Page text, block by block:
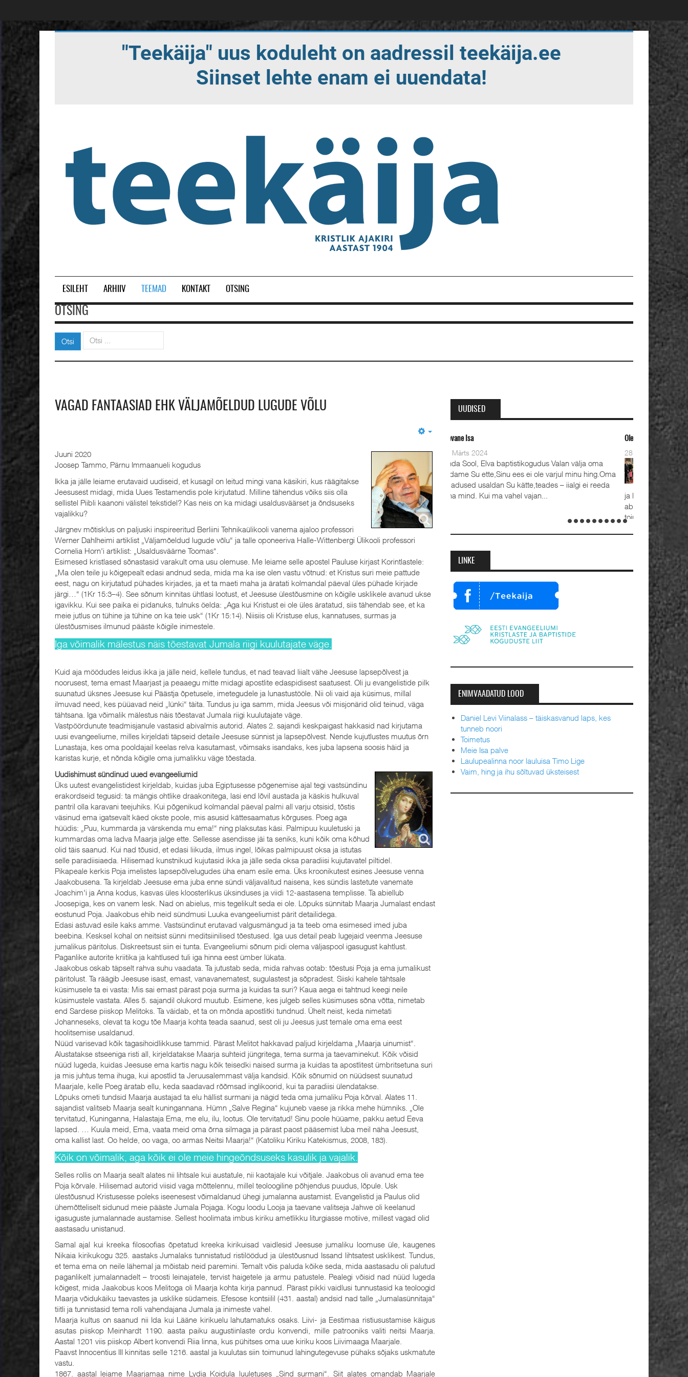
ESILEHT ARHIIV TEEMAD KONTAKT OTSING
OTSING
Otsi Otsi
VAGAD FANTAASIAD EHK VÄLJAMÕELDUD LUGUDE VÕLU
Empty
Juuni 2020
Joosep Tammo, Pärnu Immaanueli kogudus
Ikka ja jälle leiame erutavaid uudiseid, et kusagil on leitud mingi vana käsikiri, kus räägitakse
Jeesusest midagi, mida Uues Testamendis pole kirjutatud. Milline tähendus võiks siis olla
sellistel Piibli kaanoni välistel tekstidel? Kas neis on ka midagi usaldusväärset ja õndsuseks
vajalikku?
Järgnev mõtisklus on paljuski inspireeritud Berliini Tehnikaülikooli vanema ajaloo professori
Werner Dahlheimi artiklist „Väljamõeldud lugude võlu“ ja talle oponeeriva Halle-Wittenbergi Ülikooli professori
Cornelia Horn'i artiklist: „Usaldusväärne Toomas“.
Esimesed kristlased sõnastasid varakult oma usu olemuse. Me leiame selle apostel Pauluse kirjast Korintlastele:
„Ma olen teile ju kõigepealt edasi andnud seda, mida ma ka ise olen vastu võtnud: et Kristus suri meie pattude
eest, nagu on kirjutatud pühades kirjades, ja et ta maeti maha ja äratati kolmandal päeval üles pühade kirjade
järgi…“ (1Kr 15:3–4). See sõnum kinnitas ühtlasi lootust, et Jeesuse ülestõusmine on kõigile usklikele avanud ukse
igavikku. Kui see paika ei pidanuks, tulnuks öelda: „Aga kui Kristust ei ole üles äratatud, siis tähendab see, et ka
meie jutlus on tühine ja tühine on ka teie usk“ (1Kr 15:14). Niisiis oli Kristuse elus, kannatuses, surmas ja
ülestõusmises ilmunud pääste kõigile inimestele.
Iga võimalik mälestus näis tõestavat Jumala riigi kuulutajate väge.
Kuid aja möödudes leidus ikka ja jälle neid, kellele tundus, et nad teavad liialt vähe Jeesuse lapsepõlvest ja
noorusest, tema emast Maarjast ja peaaegu mitte midagi apostlite edaspidisest saatusest. Oli ju evangelistide pilk
suunatud üksnes Jeesuse kui Päästja õpetusele, imetegudele ja lunastustööle. Nii oli vaid aja küsimus, millal
ilmuvad need, kes püüavad neid „lünki“ täita. Tundus ju iga samm, mida Jeesus või misjonärid olid teinud, väga
tähtsana. Iga võimalik mälestus näis tõestavat Jumala riigi kuulutajate väge.
Vastpöördunute teadmisjanule vastasid abivalmis autorid. Alates 2. sajandi keskpaigast hakkasid nad kirjutama
uusi evangeeliume, milles kirjeldati täpseid detaile Jeesuse sünnist ja lapsepõlvest. Nende kujutlustes muutus õrn
Lunastaja, kes oma pooldajail keelas relva kasutamast, võimsaks isandaks, kes juba lapsena soosis häid ja
karistas kurje, et nõnda kõigile oma jumalikku väge tõestada.
Uudishimust sündinud uued evangeeliumid
Üks uutest evangelistidest kirjeldab, kuidas juba Egiptusesse põgenemise ajal tegi vastsündinu
erakordseid tegusid: ta mängis ohtlike draakonitega, lasi end lõvil austada ja käskis hulkuval
pantril olla karavani teejuhiks. Kui põgenikud kolmandal päeval palmi all varju otsisid, tõstis
väsinud ema igatsevalt käed okste poole, mis asusid kättesaamatus kõrguses. Poeg aga
hüüdis: „Puu, kummarda ja värskenda mu ema!“ ning plaksutas käsi. Palmipuu kuuletuski ja
kummardas oma ladva Maarja jalge ette. Sellesse asendisse jäi ta seniks, kuni kõik oma kõhud
olid täis saanud. Kui nad tõusid, et edasi liikuda, ilmus ingel, lõikas palmipuust oksa ja istutas
selle paradiisiaeda. Hilisemad kunstnikud kujutasid ikka ja jälle seda oksa paradiisi kujutavatel piltidel.
Pikapeale kerkis Poja imelistes lapsepõlvelugudes üha enam esile ema. Üks kroonikutest esines Jeesuse venna
Jaakobusena. Ta kirjeldab Jeesuse ema juba enne sündi väljavalitud naisena, kes sündis lastetute vanemate
Joachim'i ja Anna kodus, kasvas üles kloosterlikus üksinduses ja viidi 12-aastasena templisse. Ta abiellub
Joosepiga, kes on vanem lesk. Nad on abielus, mis tegelikult seda ei ole. Lõpuks sünnitab Maarja Jumalast endast
eostunud Poja. Jaakobus ehib neid sündmusi Luuka evangeeliumist pärit detailidega.
Edasi astuvad esile kaks amme. Vastsündinut erutavad valgusmängud ja ta teeb oma esimesed imed juba
beebina. Kesksel kohal on neitsist sünni meditsiinilised tõestused. Iga uus detail peab lugejaid veenma Jeesuse
jumalikus päritolus. Diskreetsust siin ei tunta. Evangeeliumi sõnum pidi olema väljaspool igasugust kahtlust.
Paganlike autorite kriitika ja kahtlused tuli iga hinna eest ümber lükata.
Jaakobus oskab täpselt rahva suhu vaadata. Ta jutustab seda, mida rahvas ootab: tõestusi Poja ja ema jumalikust
päritolust. Ta räägib Jeesuse isast, emast, vanavanematest, sugulastest ja sõpradest. Siiski kahele tähtsale
küsimusele ta ei vasta: Mis sai emast pärast poja surma ja kuidas ta suri? Kaua aega ei tahtnud keegi neile
küsimustele vastata. Alles 5. sajandil olukord muutub. Esimene, kes julgeb selles küsimuses sõna võtta, nimetab
end Sardese piiskop Melitoks. Ta väidab, et ta on mõnda apostlitki tundnud. Ühelt neist, keda nimetati
Johanneseks, olevat ta kogu tõe Maarja kohta teada saanud, sest oli ju Jeesus just temale oma ema eest
hoolitsemise usaldanud.
Nüüd varisevad kõik tagasihoidlikkuse tammid. Pärast Melitot hakkavad paljud kirjeldama „Maarja uinumist“.
Alustatakse stseeniga risti all, kirjeldatakse Maarja suhteid jüngritega, tema surma ja taevaminekut. Kõik võisid
nüüd lugeda, kuidas Jeesuse ema kartis nagu kõik teisedki naised surma ja kuidas ta apostlitest ümbritsetuna suri
ja mis juhtus tema ihuga, kui apostlid ta Jeruusalemmast välja kandsid. Kõik sõnumid on nüüdsest suunatud
Maarjale, kelle Poeg äratab ellu, keda saadavad rõõmsad inglikoorid, kui ta paradiisi ülendatakse.
Lõpuks ometi tundsid Maarja austajad ta elu hällist surmani ja nägid teda oma jumaliku Poja kõrval. Alates 11.
sajandist valitseb Maarja sealt kuningannana. Hümn „Salve Regina“ kujuneb vaese ja rikka mehe hümniks. „Ole
tervitatud, Kuninganna, Halastaja Ema, me elu, ilu, lootus. Ole tervitatud! Sinu poole hüüame, pakku aetud Eeva
lapsed. … Kuula meid, Ema, vaata meid oma õrna silmaga ja pärast paost pääsemist luba meil näha Jeesust,
oma kallist last. Oo helde, oo vaga, oo armas Neitsi Maarja!“ (Katoliku Kiriku Katekismus, 2008, 183).
Kõik on võimalik, aga kõik ei ole meie hingeõndsuseks kasulik ja vajalik.
Selles rollis on Maarja sealt alates nii lihtsale kui austatule, nii kaotajale kui võitjale. Jaakobus oli avanud ema tee
Poja kõrvale. Hilisemad autorid viisid vaga mõttelennu, millel teoloogiline põhjendus puudus, lõpule. Usk
ülestõusnud Kristusesse poleks iseenesest võimaldanud ühegi jumalanna austamist. Evangelistid ja Paulus olid
ühemõtteliselt sidunud meie pääste Jumala Pojaga. Kogu loodu Looja ja taevane valitseja Jahwe oli keelanud
igasuguste jumalannade austamise. Sellest hoolimata imbus kiriku ametlikku liturgiasse motiive, millest vagad olid
aastasadu unistanud.
Samal ajal kui kreeka filosoofias õpetatud kreeka kirikuisad vaidlesid Jeesuse jumaliku loomuse üle, kaugenes
Nikaia kirikukogu 325. aastaks Jumalaks tunnistatud ristilöödud ja ülestõusnud Issand lihtsatest usklikest. Tundus,
et tema ema on neile lähemal ja mõistab neid paremini. Temalt võis paluda kõike seda, mida aastasadu oli palutud
paganlikelt jumalannadelt – troosti leinajatele, tervist haigetele ja armu patustele. Pealegi võisid nad nüüd lugeda
kõigest, mida Jaakobus koos Melitoga oli Maarja kohta kirja pannud. Pärast pikki vaidlusi tunnustasid ka teoloogid
Maarja võidukäiku taevastes ja usklike südameis. Efesose kontsiilil (431. aastal) andsid nad talle „Jumalasünnitaja“
tiitli ja tunnistasid tema rolli vahendajana Jumala ja inimeste vahel.
Maarja kultus on saanud nii Ida kui Lääne kirikuelu lahutamatuks osaks. Liivi- ja Eestimaa ristiusustamise käigus
asutas piiskop Meinhardt 1190. aasta paiku augustiinlaste ordu konvendi, mille patrooniks valiti neitsi Maarja.
Aastal 1201 viis piiskop Albert konvendi Riia linna, kus pühitses oma uue kiriku koos Liivimaaga Maarjale.
Paavst Innocentius III kinnitas selle 1216. aastal ja kuulutas siin toimunud lahingutegevuse pühaks sõjaks uskmatute
vastu.
1867. aastal leiame Maarjamaa nime Lydia Koidula luuletuses „Sind surmani“. Siit alates omandab Maarjale
UUDISED
Oleviste kahe pastori ordineerimine
28 Detsember 2023
Detsember 2023 Kaks aastat tagasi, 1.
advendipühapäeval seati Oleviste
koguduses pastoriteks Teet Uuemõis (56)
ja Rait Tõnnori (35), kelle kõrval seisavad ustavad
toimus samuti 1. advendil, 3. detsembril 2023.
LINKE
ENIMVAADATUD LOOD
Daniel Levi Viinalass – täiskasvanud laps, kes
tunneb noori
Toimetus
Laulupealinna noor lauluisa Timo Lige